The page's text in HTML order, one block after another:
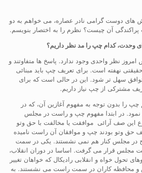
های دوست گرامی نادر عصاره، می خواهم به دو
آن چیست؟ نظرم را به اختصار بنویسم.
وحدت، کدام چپ را مد نظر داریم؟
نظر واحدی وجود ندارد. پاسخ ها متفاوتند و
نهفته است. برای تعریف چپ باید مبنائی
توافق سهل تر شود. این در حالی است که برای
مشترکی از چپ نیاز داریم.
را بدون توجه به مفهوم آغازین آن، که در
در ابتدا مفهوم چپ و راست در مجلس
صف آرائی موافقت یا مخالفت با حق وتو
حق وتو بودند چپ و موافقان آن راست نامیده
در مجلس کنار هم نمی نشستند. یکی در سمت
قرار می گرفت. اساسا در دوران انقلاب،
تحول خواه و انقلابی رادیکال که خواهان تغییر
محافظه کاران در سمت راست می نشستند. به